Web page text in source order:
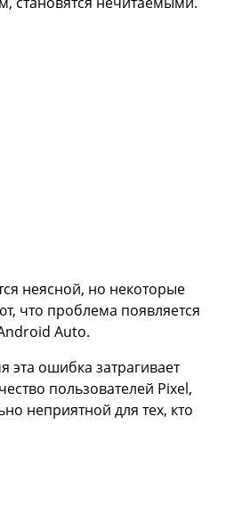
неясной, но некоторые
что проблема появляется
Auto.
эта ошибка затрагивает
пользователей Pixel,
неприятной для тех, кто